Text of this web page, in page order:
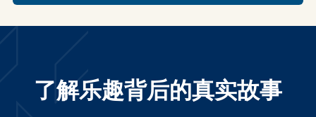
了解乐趣背后的真实故事